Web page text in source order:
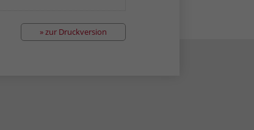
» zur Druckversion